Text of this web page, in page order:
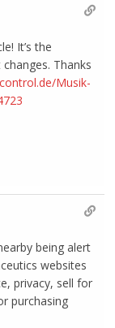
It’s the
Thanks
Musik-
being alert
websites
privacy, sell for
purchasing